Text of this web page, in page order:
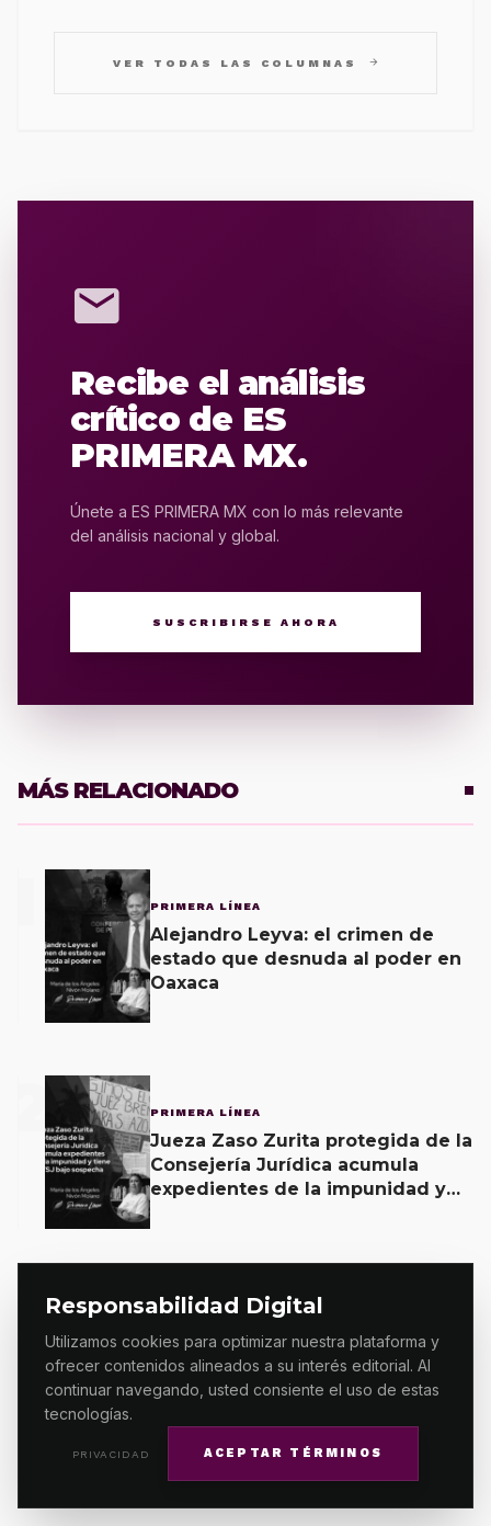
Responsabilidad Digital
Utilizamos cookies para optimizar nuestra plataforma y
ofrecer contenidos alineados a su interés editorial. Al
continuar navegando, usted consiente el uso de estas
tecnologías.
PRIVACIDAD ACEPTAR TÉRMINOS
VER TODAS LAS COLUMNAS arrow_forward
mail
Recibe el análisis
crítico de ES
PRIMERA MX.
Únete a ES PRIMERA MX con lo más relevante
del análisis nacional y global.
SUSCRIBIRSE AHORA
MÁS RELACIONADO
PRIMERA LÍNEA
Alejandro Leyva: el crimen de
estado que desnuda al poder en
Oaxaca
2 PRIMERA LÍNEA
Jueza Zaso Zurita protegida de la
Consejería Jurídica acumula
expedientes de la impunidad y
3
Oaxaca: el Estado que perdió el
control, donde las balas
sustituyeron a la autoridad